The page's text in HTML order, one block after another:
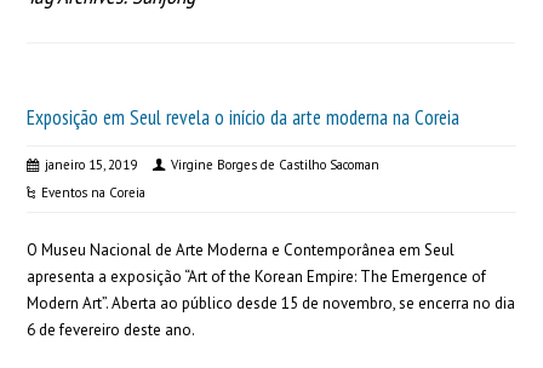
Exposição em Seul revela o início da arte moderna na Coreia
janeiro 15, 2019
Virgine Borges de Castilho Sacoman
Eventos na Coreia
O Museu Nacional de Arte Moderna e Contemporânea em Seul
apresenta a exposição “Art of the Korean Empire: The Emergence of
Modern Art”. Aberta ao público desde 15 de novembro, se encerra no dia
6 de fevereiro deste ano.